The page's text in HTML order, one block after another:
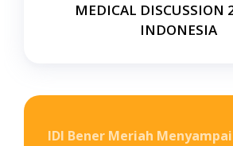
MEDICAL DISCUSSION
INDONESIA
IDI Bener Meriah